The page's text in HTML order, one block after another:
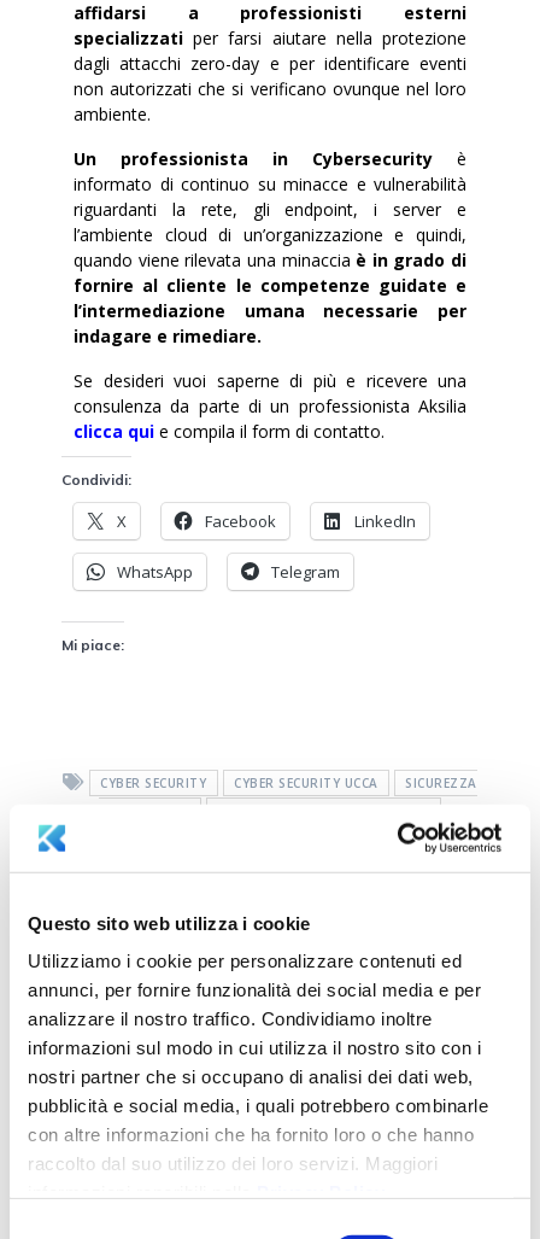
Questo sito web utilizza i cookie
Utilizziamo i cookie per personalizzare contenuti ed
annunci, per fornire funzionalità dei social media e per
analizzare il nostro traffico. Condividiamo inoltre
informazioni sul modo in cui utilizza il nostro sito con i
nostri partner che si occupano di analisi dei dati web,
pubblicità e social media, i quali potrebbero combinarle
con altre informazioni che ha fornito loro o che hanno
raccolto dal suo utilizzo dei loro servizi. Maggiori
affidarsi a professionisti esterni
specializzati per farsi aiutare nella protezione
dagli attacchi zero-day e per identificare eventi
non autorizzati che si verificano ovunque nel loro
ambiente.
Un professionista in Cybersecurity è
informato di continuo su minacce e vulnerabilità
riguardanti la rete, gli endpoint, i server e
l’ambiente cloud di un’organizzazione e quindi,
quando viene rilevata una minaccia è in grado di
fornire al cliente le competenze guidate e
l’intermediazione umana necessarie per
indagare e rimediare.
Se desideri vuoi saperne di più e ricevere una
consulenza da parte di un professionista Aksilia
clicca qui e compila il form di contatto.
Condividi:
X Facebook LinkedIn
WhatsApp Telegram
Mi piace:
CYBER SECURITY CYBER SECURITY UCCA
SICUREZZA
Precedente:
mossa giusta con
Aksilia
imprese 2021:
scadenze e nuovi
finanziamenti 2022